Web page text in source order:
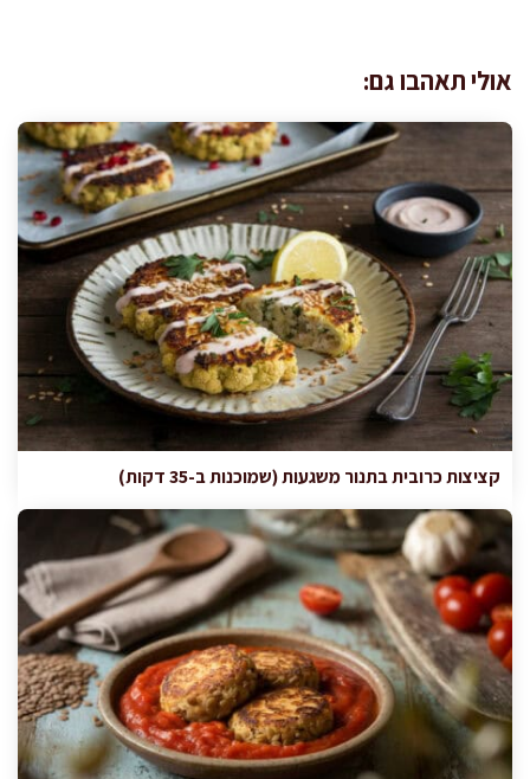
אולי תאהבו גם:
קציצות כרובית בתנור משגעות (שמוכנות ב-35 דקות)